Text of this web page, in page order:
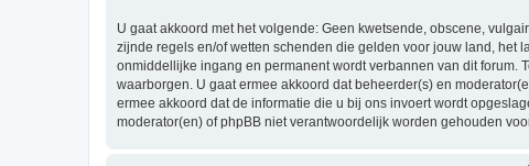
U gaat akkoord met het volgende: Geen kwetsende, obscene,
zijnde regels en/of wetten schenden die gelden voor jouw land, het
onmiddellijke ingang en permanent wordt verbannen van dit forum.
waarborgen. U gaat ermee akkoord dat beheerder(s) en
ermee akkoord dat de informatie die u bij ons invoert wordt
moderator(en) of phpBB niet verantwoordelijk worden gehouden